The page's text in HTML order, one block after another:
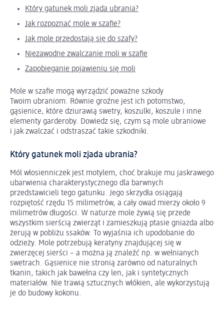
Który gatunek moli zjada ubrania?
Jak rozpoznać mole w szafie?
Jak mole przedostają się do szafy?
Niezawodne zwalczanie moli w szafie
Zapobieganie pojawieniu się moli
Mole w szafie mogą wyrządzić poważne szkody
Twoim ubraniom. Równie groźne jest ich potomstwo,
gąsienice, które dziurawią swetry, koszulki, koszule i inne
elementy garderoby. Dowiedz się, czym są mole ubraniowe
i jak zwalczać i odstraszać takie szkodniki.
Który gatunek moli zjada ubrania?
Mól włosienniczek jest motylem, choć brakuje mu jaskrawego
ubarwienia charakterystycznego dla barwnych
przedstawicieli tego gatunku. Jego skrzydła osiągają
rozpiętość rzędu 15 milimetrów, a cały owad mierzy około 9
milimetrów długości. W naturze mole żywią się przede
wszystkim sierścią zwierząt i zamieszkują ptasie gniazda albo
żerują w pobliżu ssaków. To wyjaśnia ich upodobanie do
odzieży. Mole potrzebują keratyny znajdującej się w
zwierzęcej sierści – a można ją znaleźć np. w wełnianych
swetrach. Gąsienice nie stronią zarówno od naturalnych
tkanin, takich jak bawełna czy len, jak i syntetycznych
materiałów. Nie trawią sztucznych włókien, ale wykorzystują
je do budowy kokonu.